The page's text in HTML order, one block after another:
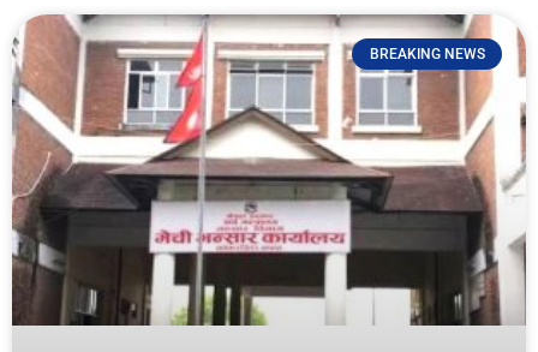
BREAKING NEWS